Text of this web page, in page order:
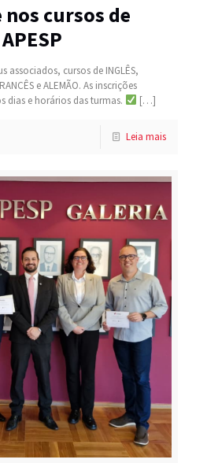
nos cursos de
associados, cursos de INGLÊS,
e ALEMÃO. As inscrições
dias e horários das turmas.
[…]
Leia mais